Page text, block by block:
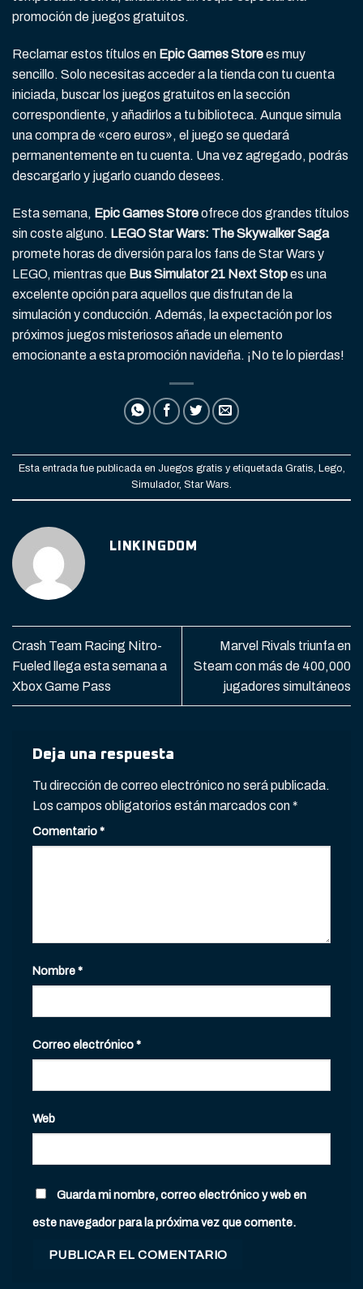
promoción de juegos gratuitos.
Reclamar estos títulos en Epic Games Storees muy
sencillo. Solo necesitas acceder a la tienda con tu cuenta
iniciada, buscar los juegos gratuitos en la sección
correspondiente, y añadirlos a tu biblioteca. Aunque simula
una compra de «cero euros», el juego se quedará
permanentemente en tu cuenta. Una vez agregado, podrás
descargarlo y jugarlo cuando desees.
Esta semana, Epic Games Storeofrece dos grandes títulos
sin coste alguno. LEGO Star Wars: The Skywalker Saga
promete horas de diversión para los fans de Star Wars y
LEGO, mientras que Bus Simulator 21 Next Stopes una
excelente opción para aquellos que disfrutan de la
simulación y conducción. Además, la expectación por los
próximos juegos misteriosos añade un elemento
emocionante a esta promoción navideña. ¡No te lo pierdas!
Esta entrada fue publicada en Juegos gratis y etiquetada Gratis, Lego,
Simulador, Star Wars.
LINKINGDOM
Crash Team Racing Nitro-
Fueled llega esta semana a
Xbox Game Pass
Marvel Rivals triunfa en
Steam con más de 400,000
jugadores simultáneos
Deja una respuesta
Tu dirección de correo electrónico no será publicada.
Los campos obligatorios están marcados con*
Comentario*
Nombre*
Correo electrónico*
Web
Guarda mi nombre, correo electrónico y web en
este navegador para la próxima vez que comente.